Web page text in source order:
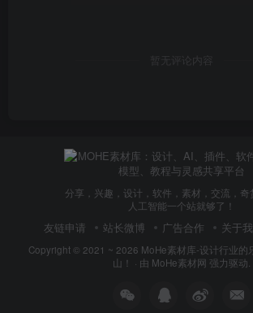
暂无评论内容
分享，兴趣，设计，软件，素材，交流，奇
人工智能一个站就够了！
友链申请 站长微博 广告合作 关于
Copyright © 2021 ~ 2026 MoHe素材库-设计行业的
山！ · 由 MoHe素材网 强力驱动.